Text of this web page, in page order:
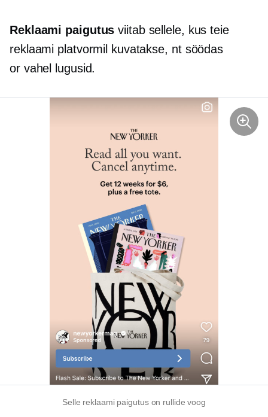
Reklaami paigutus viitab sellele, kus teie
reklaami platvormil kuvatakse, nt söödas
or vahel lugusid.
Selle reklaami paigutus on rullide voog